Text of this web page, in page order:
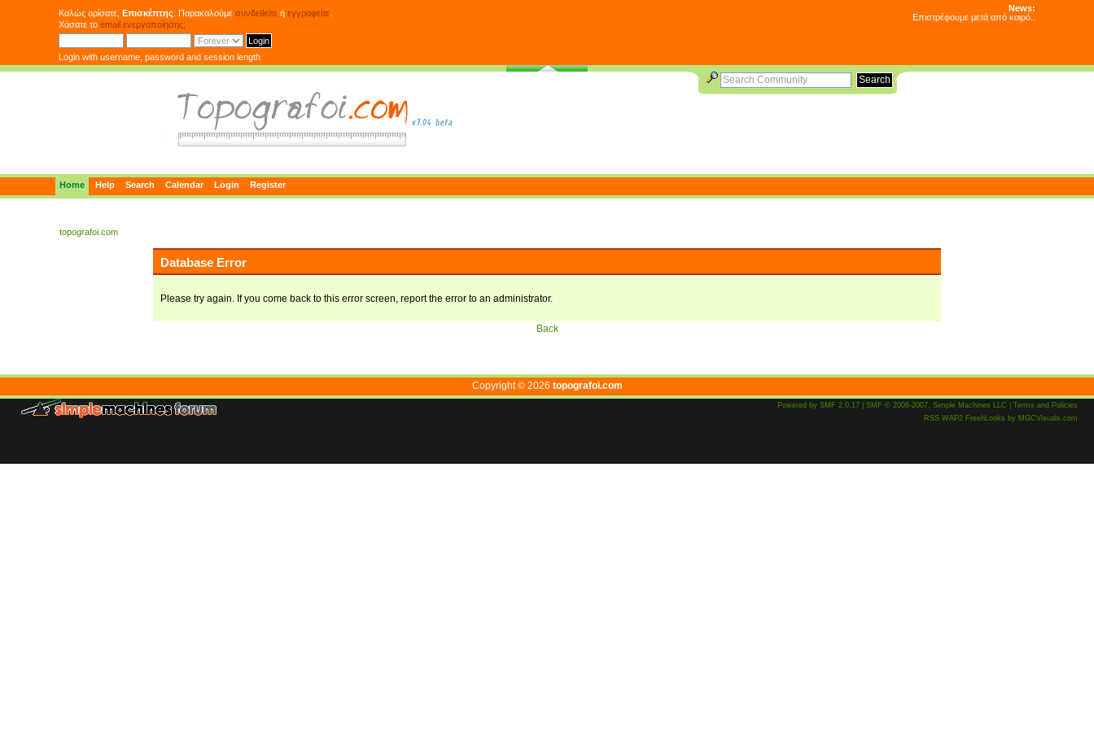
Καλώς ορίσατε,Επισκέπτης . Παρακαλούμεσυνδεθείτε ήεγγραφείτε
Χάσατε τοemail ενεργοποίησης;
Login with username, password and session length
News:
Επιστρέφουμε μετά από καιρό..
Home Help Search Calendar Login Register
topografoi.com
Database Error
Please try again. If you come back to this error screen, report the error to an administrator.
Back
Copyright © 2026 topografoi.com
Powered by SMF 2.0.17 SMF © 2006-2007, Simple Machines LLC
Terms and Policies
RSS WAP2 FreshLooks by MGCVisuals.com